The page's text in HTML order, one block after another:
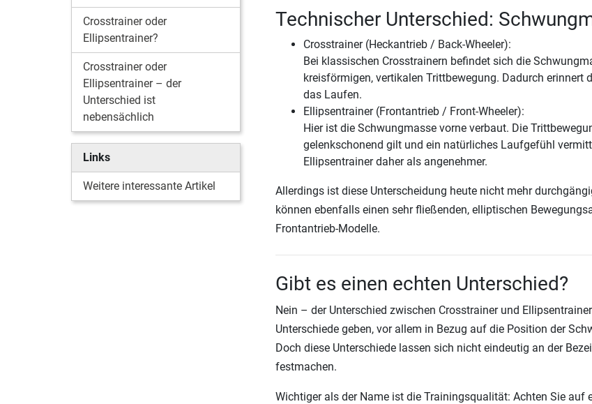
Crosstrainer oder
Ellipsentrainer?
Crosstrainer oder
Ellipsentrainer – der
Unterschied ist
nebensächlich
Links
Weitere interessante Artikel
Technischer Unterschied:
Crosstrainer (Heckantrieb / Back-Wheeler):
Bei klassischen Crosstrainern befindet sich die
kreisförmigen, vertikalen Trittbewegung. Dadurch erinnert
das Laufen.
Ellipsentrainer (Frontantrieb / Front-Wheeler):
Hier ist die Schwungmasse vorne verbaut. Die
gelenkschonend gilt und ein natürliches Laufgefühl
Ellipsentrainer daher als angenehmer.
Allerdings ist diese Unterscheidung heute nicht mehr
können ebenfalls einen sehr fließenden, elliptischen
Frontantrieb-Modelle.
Gibt es einen echten Unterschied?
Nein – der Unterschied zwischen Crosstrainer und
Unterschiede geben, vor allem in Bezug auf die Position der
Doch diese Unterschiede lassen sich nicht eindeutig an der
festmachen.
Wichtiger als der Name ist die Trainingsqualität: Achten Sie auf